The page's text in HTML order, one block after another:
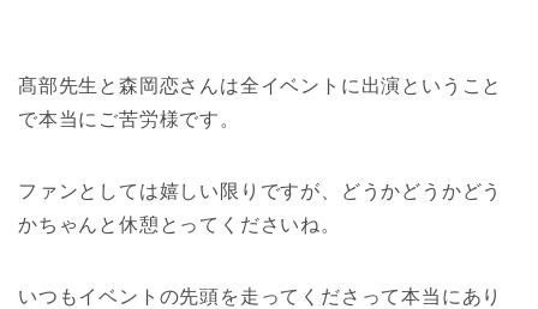
髙部先生と森岡恋さんは全イベントに出演ということ
で本当にご苦労様です。
ファンとしては嬉しい限りですが、どうかどうかどう
かちゃんと休憩とってくださいね。
いつもイベントの先頭を走ってくださって本当にあり